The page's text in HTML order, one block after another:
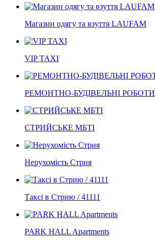
Магазин одягу та взуття LAUFAM
VIP TAXI
РЕМОНТНО-БУДІВЕЛЬНІ РОБОТИ
СТРИЙСЬКЕ МБТІ
Нерухомість Стрия
Таксі в Стрию / 41111
PARK HALL Apartments